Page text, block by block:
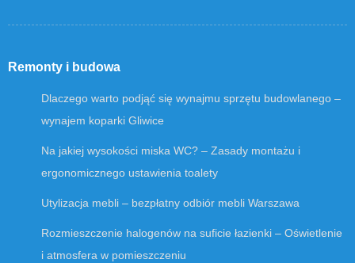
Remonty i budowa
Dlaczego warto podjąć się wynajmu sprzętu budowlanego –
wynajem koparki Gliwice
Na jakiej wysokości miska WC? – Zasady montażu i
ergonomicznego ustawienia toalety
Utylizacja mebli – bezpłatny odbiór mebli Warszawa
Rozmieszczenie halogenów na suficie łazienki – Oświetlenie
i atmosfera w pomieszczeniu